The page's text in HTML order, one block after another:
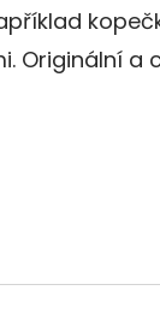
Originální a